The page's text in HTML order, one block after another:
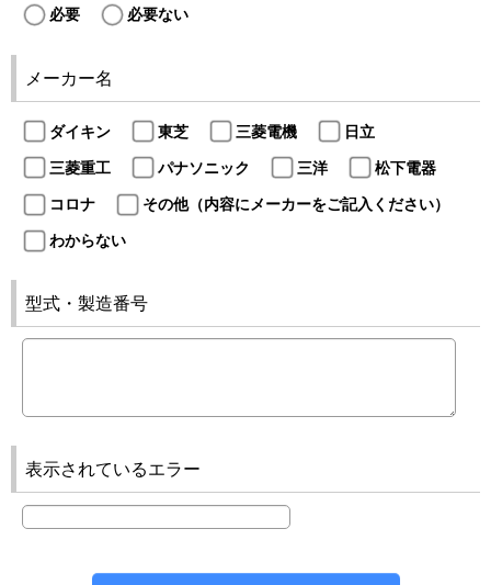
必要 必要ない
メーカー名
ダイキン 東芝 三菱電機
日立
三菱重工
パナソニック 三洋
松下電器
コロナ
その他（内容にメーカーをご記入ください）
わからない
型式・製造番号
表示されているエラー